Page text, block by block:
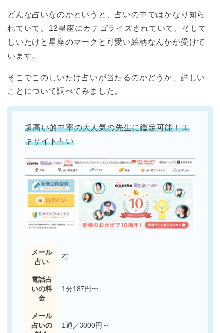
どんな占いなのかというと、占いの中ではかなり知ら
れていて、12星座にカテゴライズされていて、そして
しいたけと星座のマークと可愛い絵柄なんかが受けて
います。
そこでこのしいたけ占いが当たるのかどうか、詳しい
ことについて調べてみました。
超高い的中率の大人気の先生に鑑定可能！エ
キサイト占い
メール
占い
有
電話占
いの料
金
1分187円〜
メール
占いの
1通／3000円～